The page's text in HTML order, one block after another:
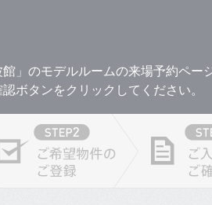
」のモデルルームの来場予約ペー
ボタンをクリックしてください。